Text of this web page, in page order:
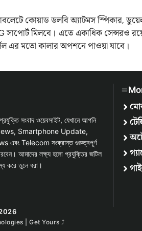
কোয়াড ডলবি অ্যাটমস স্পিকার,
সাপোর্ট মিলবে। এতে একাধিক সেন্সরও
এর মতো কালার অপশনে পাওয়া যাবে।
সংবাদ ওয়েবসাইট, যেখানে আপনি
News, Smartphone Update,
Telecom সংক্রান্ত গুরুত্বপূর্ণ
আমাদের লক্ষ্য হলো প্রযুক্তির জটিল
করে তুলে ধরা।
| Get Yours ⤴︎